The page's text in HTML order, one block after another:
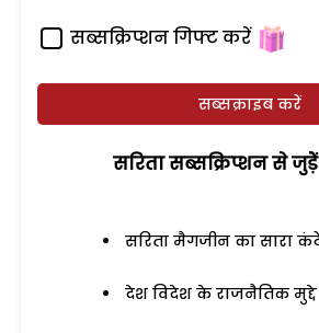
सब्सक्रिप्शन गिफ्ट करें
सब्सक्राइब करें
सरिता सब्सक्रिप्शन से
सरिता मैगजीन का सारा
देश विदेश के राजनैतिक मुद्दे